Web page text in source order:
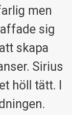
men
sig
skapa
Sirius
höll tätt. I